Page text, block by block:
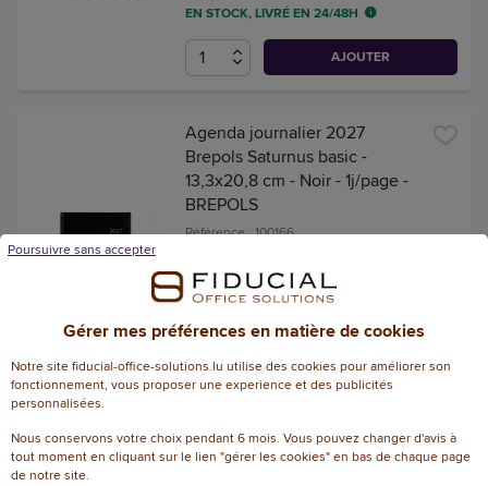
EN STOCK, LIVRÉ EN 24/48H
AJOUTER
Agenda journalier 2027
Brepols Saturnus basic -
13,3x20,8 cm - Noir - 1j/page -
BREPOLS
Référence : 100166
3/5 - 1 avis
3,74 € HT
(4,38 € TTC)
AJOUTER
5 Calendriers de banque
Gérer mes préférences en matière de cookies
Notre site fiducial-office-solutions.lu utilise des cookies pour améliorer son
fonctionnement, vous proposer une experience et des publicités
personnalisées.
Nous conservons votre choix pendant 6 mois. Vous pouvez changer d'avis à
tout moment en cliquant sur le lien "gérer les cookies" en bas de chaque page
de notre site.
Poursuivre sans accepter